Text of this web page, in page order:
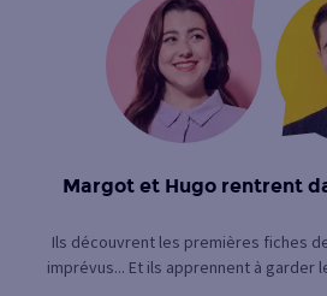
Margot et Hugo rentrent
Ils découvrent les premières fiches
imprévus... Et ils apprennent à garder